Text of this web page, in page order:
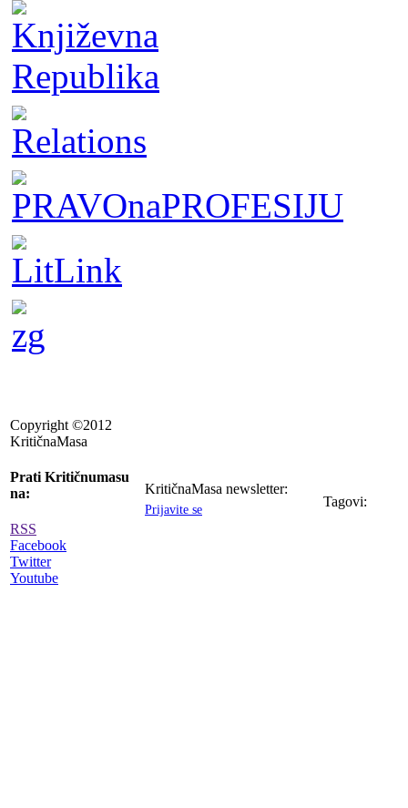
Copyright ©2012
KritičnaMasa
Prati Kritičnumasu
na:
RSS
Facebook
Twitter
Youtube
KritičnaMasa newsletter:
Prijavite se
Tagovi: